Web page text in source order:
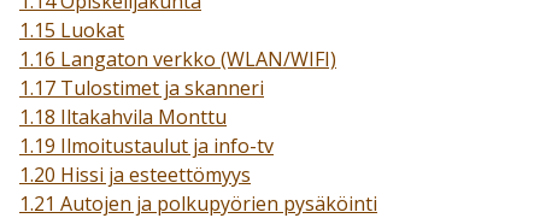
1.15 Luokat
1.16 Langaton verkko (WLAN/WIFI)
1.17 Tulostimet ja skanneri
1.18 Iltakahvila Monttu
1.19 Ilmoitustaulut ja info-tv
1.20 Hissi ja esteettömyys
1.21 Autojen ja polkupyörien pysäköinti